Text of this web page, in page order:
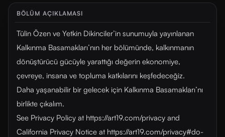
BÖLÜM AÇIKLAMASI
Tülin Özen ve Yetkin Dikinciler’in sunumuyla yayınlanan
Kalkınma Basamakları’nın her bölümünde, kalkınmanın
dönüştürücü gücüyle yarattığı değerin ekonomiye,
çevreye, insana ve topluma katkılarını keşfedeceğiz.
Daha yaşanabilir bir gelecek için Kalkınma Basamakları’nı
birlikte çıkalım.
See Privacy Policy at https://art19.com/privacy and
California Privacy Notice at https://art19.com/privacy#do-